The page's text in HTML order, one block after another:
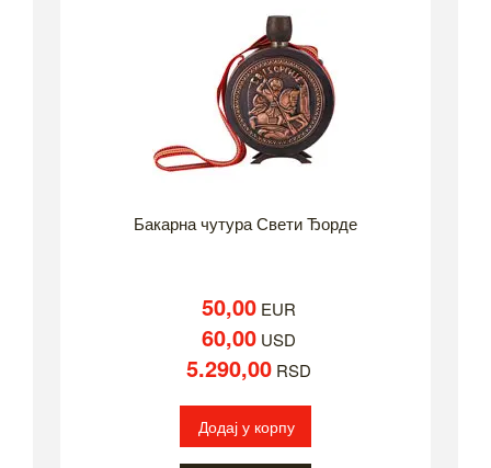
Бакарна чутура Свети Ђорде
50,00EUR
60,00USD
5.290,00RSD
Додај у корпу